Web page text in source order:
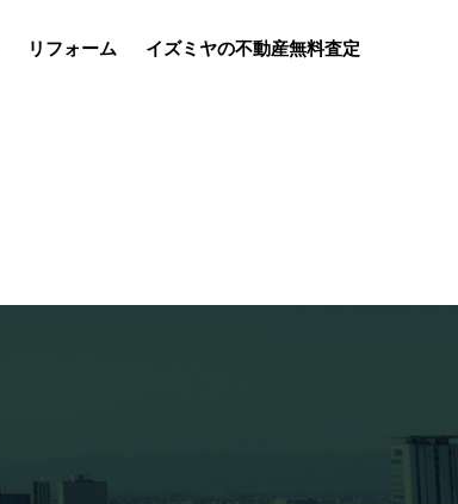
リフォーム イズミヤの不動産無料査定